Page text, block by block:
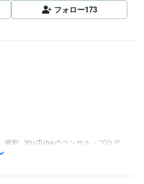
フォロー173
撮影 YouTubeのコンサル・プロデ
をマネタイズさせるアドバイス
ンサルティング Twitter